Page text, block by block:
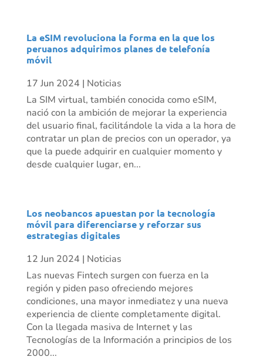
La eSIM revoluciona la forma en la que los
peruanos adquirimos planes de telefonía
móvil
17 Jun 2024 | Noticias
La SIM virtual, también conocida como eSIM,
nació con la ambición de mejorar la experiencia
del usuario final, facilitándole la vida a la hora de
contratar un plan de precios con un operador, ya
que la puede adquirir en cualquier momento y
desde cualquier lugar, en...
Los neobancos apuestan por la tecnología
móvil para diferenciarse y reforzar sus
estrategias digitales
12 Jun 2024 | Noticias
Las nuevas Fintech surgen con fuerza en la
región y piden paso ofreciendo mejores
condiciones, una mayor inmediatez y una nueva
experiencia de cliente completamente digital.
Con la llegada masiva de Internet y las
Tecnologías de la Información a principios de los
2000...